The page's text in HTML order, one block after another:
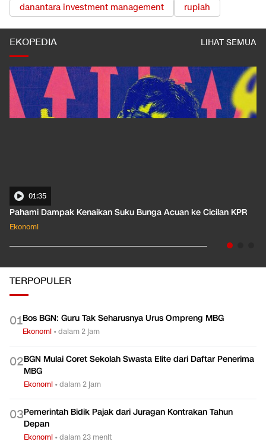
danantara investment management
rupiah
EKOPEDIA LIHAT SEMUA
01:35
Pahami Dampak Kenaikan Suku Bunga Acuan ke Cicilan KPR
Ekonomi
TERPOPULER
01Bos BGN: Guru Tak Seharusnya Urus Ompreng MBG
Ekonomi •dalam 2 jam
02BGN Mulai Coret Sekolah Swasta Elite dari Daftar Penerima
MBG
Ekonomi •dalam 2 jam
03Pemerintah Bidik Pajak dari Juragan Kontrakan Tahun
Depan
Ekonomi •dalam 23 menit